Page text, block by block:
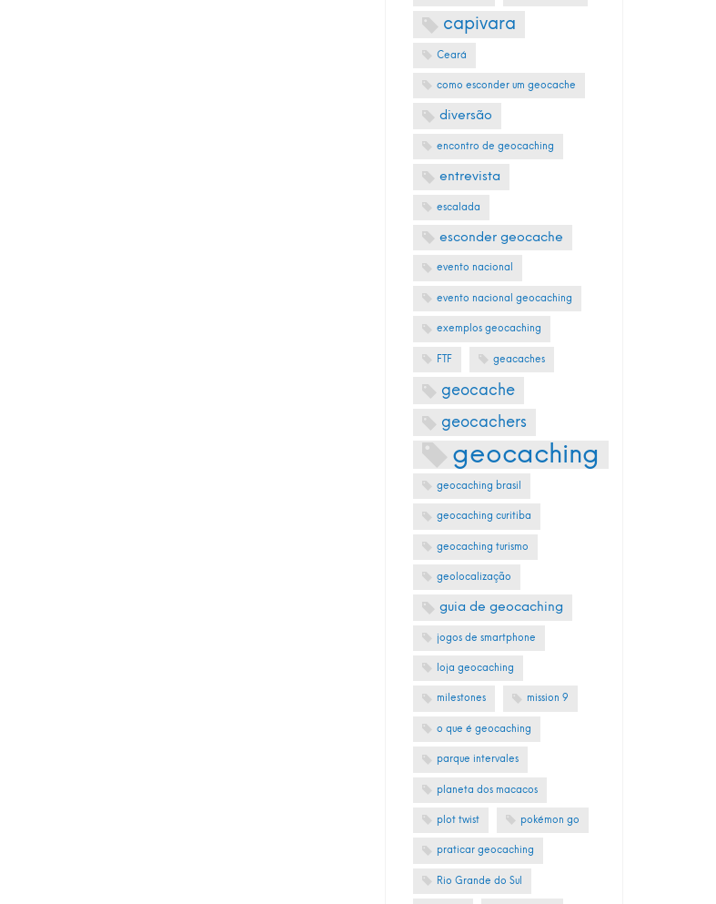
capivara
Ceará
como esconder um geocache
diversão
encontro de geocaching
entrevista
escalada
esconder geocache
evento nacional
evento nacional geocaching
exemplos geocaching
FTF geacaches
geocache
geocachers
geocaching
geocaching brasil
geocaching curitiba
geocaching turismo
geolocalização
guia de geocaching
jogos de smartphone
loja geocaching
milestones mission 9
o que é geocaching
parque intervales
planeta dos macacos
plot twist pokémon go
praticar geocaching
Rio Grande do Sul